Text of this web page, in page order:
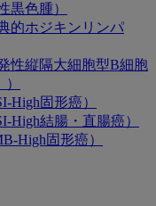
黒色腫）
的ホジキンリンパ
性縦隔大細胞型B細胞
High固形癌）
High結腸・直腸癌）
High固形癌）